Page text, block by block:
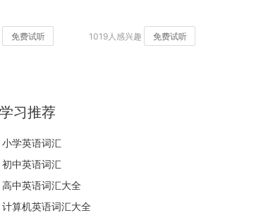
免费试听 1019人感兴趣 免费试听
学习推荐
小学英语词汇
初中英语词汇
高中英语词汇大全
计算机英语词汇大全